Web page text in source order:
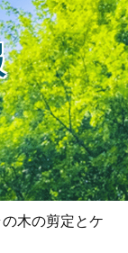
木の剪定とケ